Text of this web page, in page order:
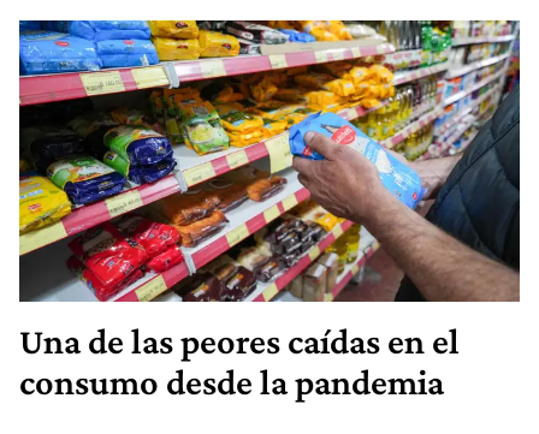
Una de las peores caídas en el
consumo desde la pandemia